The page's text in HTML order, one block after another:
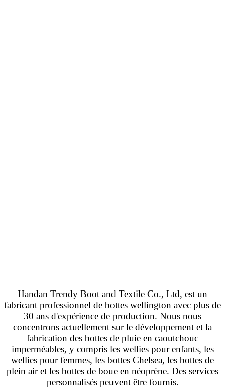
Handan Trendy Boot and Textile Co., Ltd, est un
fabricant professionnel de bottes wellington avec plus de
30 ans d'expérience de production. Nous nous
concentrons actuellement sur le développement et la
fabrication des bottes de pluie en caoutchouc
imperméables, y compris les wellies pour enfants, les
wellies pour femmes, les bottes Chelsea, les bottes de
plein air et les bottes de boue en néoprène. Des services
personnalisés peuvent être fournis.